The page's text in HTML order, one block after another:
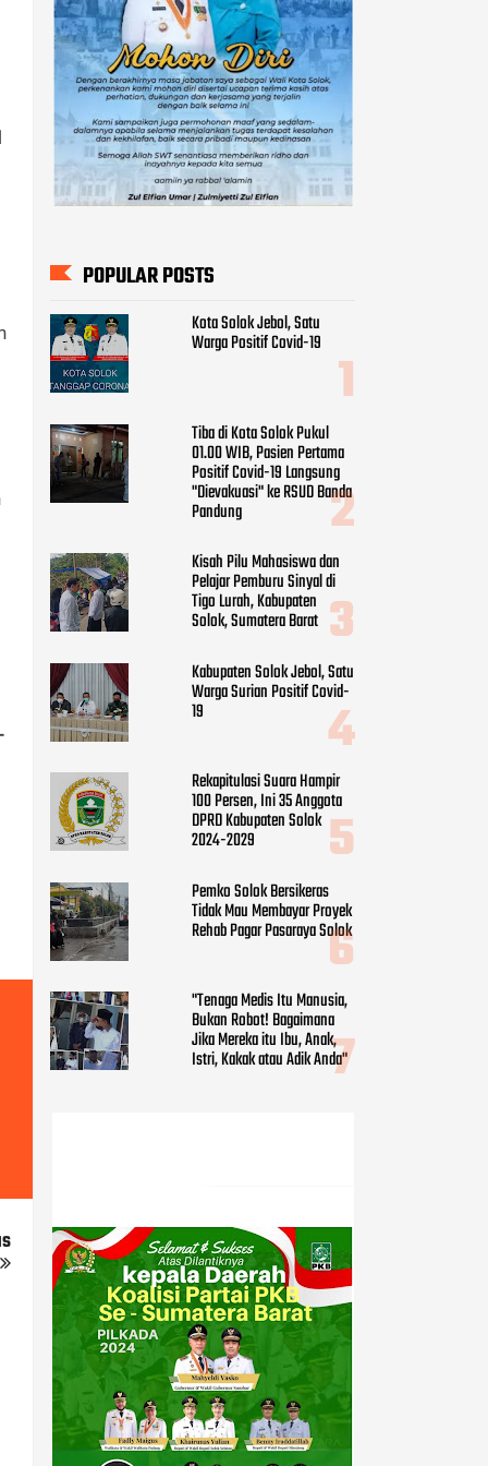
POPULAR POSTS
Kota Solok Jebol, Satu
Warga Positif Covid-19
Tiba di Kota Solok Pukul
01.00 WIB, Pasien Pertama
Positif Covid-19 Langsung
"Dievakuasi" ke RSUD Banda
Pandung
Kisah Pilu Mahasiswa dan
Pelajar Pemburu Sinyal di
Tigo Lurah, Kabupaten
Solok, Sumatera Barat
Kabupaten Solok Jebol, Satu
Warga Surian Positif Covid-
19
Rekapitulasi Suara Hampir
100 Persen, Ini 35 Anggota
DPRD Kabupaten Solok
2024-2029
Pemko Solok Bersikeras
Tidak Mau Membayar Proyek
Rehab Pagar Pasaraya Solok
"Tenaga Medis Itu Manusia,
Bukan Robot! Bagaimana
Jika Mereka itu Ibu, Anak,
Istri, Kakak atau Adik Anda"